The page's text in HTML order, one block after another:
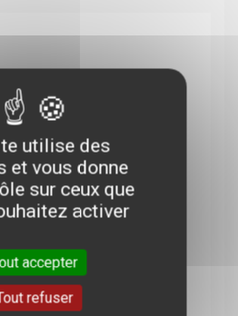
utilise des
et vous donne
sur ceux que
activer
accepter
refuser